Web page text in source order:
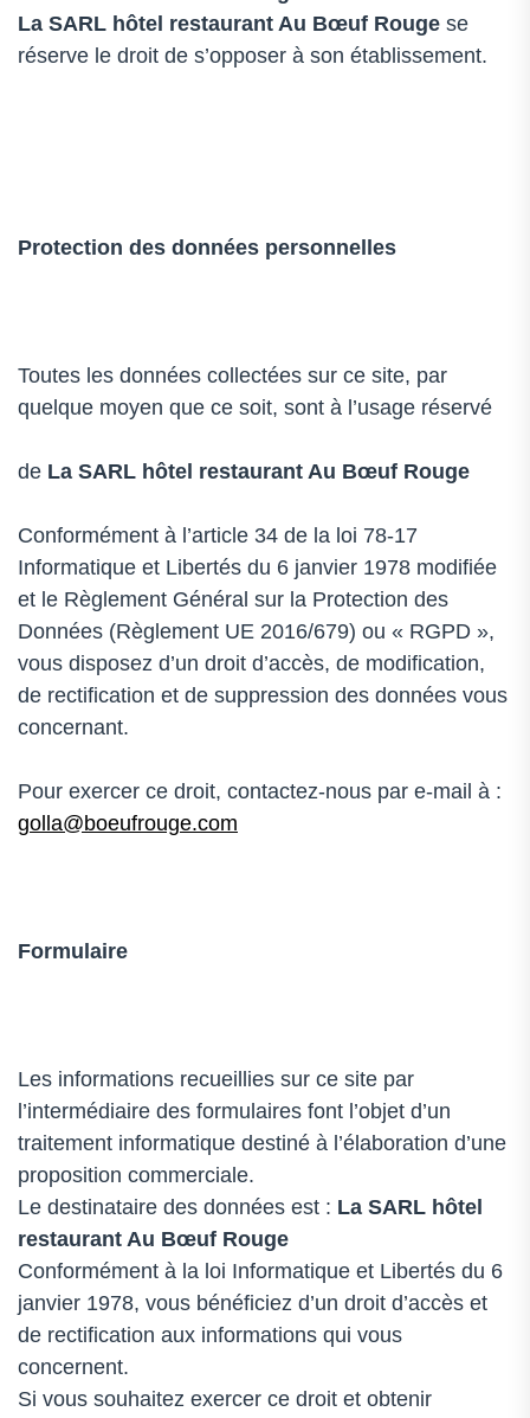
La SARL hôtel restaurant Au Bœuf Rouge se
réserve le droit de s’opposer à son établissement.
Protection des données personnelles
Toutes les données collectées sur ce site, par
quelque moyen que ce soit, sont à l’usage réservé
de La SARL hôtel restaurant Au Bœuf Rouge
Conformément à l’article 34 de la loi 78-17
Informatique et Libertés du 6 janvier 1978 modifiée
et le Règlement Général sur la Protection des
Données (Règlement UE 2016/679) ou « RGPD »,
vous disposez d’un droit d’accès, de modification,
de rectification et de suppression des données vous
concernant.
Pour exercer ce droit, contactez-nous par e-mail à :
golla@boeufrouge.com
Formulaire
Les informations recueillies sur ce site par
l’intermédiaire des formulaires font l’objet d’un
traitement informatique destiné à l’élaboration d’une
proposition commerciale.
Le destinataire des données est : La SARL hôtel
restaurant Au Bœuf Rouge
Conformément à la loi Informatique et Libertés du 6
janvier 1978, vous bénéficiez d’un droit d’accès et
de rectification aux informations qui vous
concernent.
Si vous souhaitez exercer ce droit et obtenir